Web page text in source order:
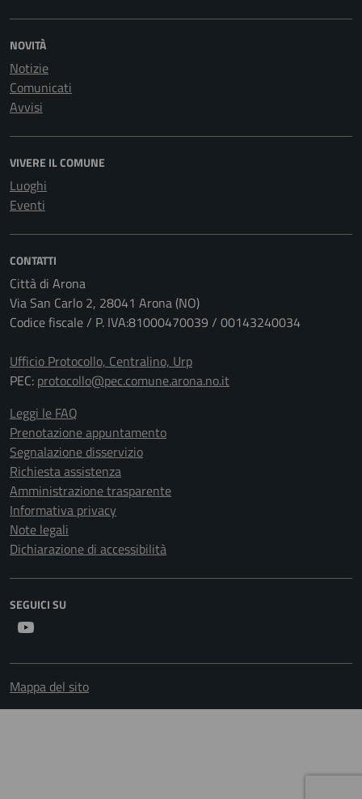
NOVITÀ
Notizie
Comunicati
Avvisi
VIVERE IL COMUNE
Luoghi
Eventi
CONTATTI
Città di Arona
Via San Carlo 2, 28041 Arona (NO)
Codice fiscale / P. IVA:81000470039 / 00143240034
Ufficio Protocollo, Centralino, Urp
PEC: protocollo@pec.comune.arona.no.it
Leggi le FAQ
Prenotazione appuntamento
Segnalazione disservizio
Richiesta assistenza
Amministrazione trasparente
Informativa privacy
Note legali
Dichiarazione di accessibilità
SEGUICI SU
Mappa del sito